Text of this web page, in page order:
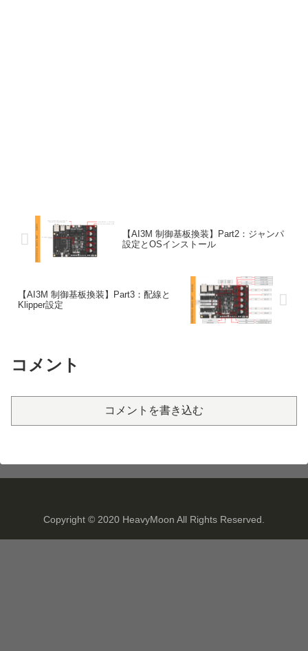
【AI3M 制御基板換装】Part2：ジャンパ
設定とOSインストール
【AI3M 制御基板換装】Part3：配線と
Klipper設定
コメント
コメントを書き込む
Copyright © 2020 HeavyMoon All Rights Reserved.